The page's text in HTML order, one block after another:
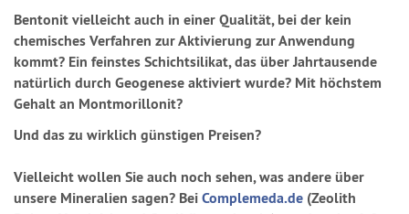
Bentonit vielleicht auch in einer Qualität, bei der kein
chemisches Verfahren zur Aktivierung zur Anwendung
kommt? Ein feinstes Schichtsilikat, das über Jahrtausende
natürlich durch Geogenese aktiviert wurde? Mit höchstem
Gehalt an Montmorillonit?
Und das zu wirklich günstigen Preisen?
Vielleicht wollen Sie auch noch sehen, was andere über
unsere Mineralien sagen? BeiComplemeda.de (Zeolith